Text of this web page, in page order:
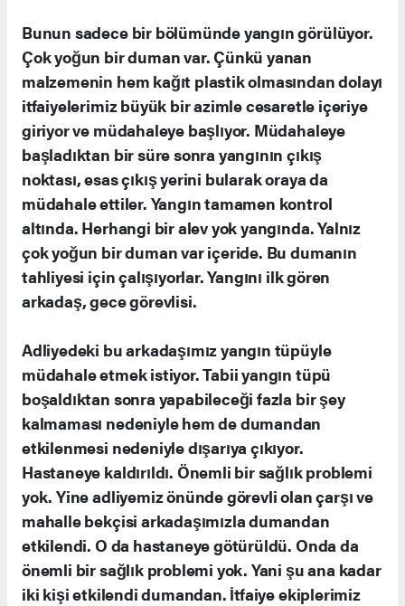
Bunun sadece bir bölümünde yangın görülüyor.
Çok yoğun bir duman var. Çünkü yanan
malzemenin hem kağıt plastik olmasından dolayı
itfaiyelerimiz büyük bir azimle cesaretle içeriye
giriyor ve müdahaleye başlıyor. Müdahaleye
başladıktan bir süre sonra yangının çıkış
noktası, esas çıkış yerini bularak oraya da
müdahale ettiler. Yangın tamamen kontrol
altında. Herhangi bir alev yok yangında. Yalnız
çok yoğun bir duman var içeride. Bu dumanın
tahliyesi için çalışıyorlar. Yangını ilk gören
arkadaş, gece görevlisi.
Adliyedeki bu arkadaşımız yangın tüpüyle
müdahale etmek istiyor. Tabii yangın tüpü
boşaldıktan sonra yapabileceği fazla bir şey
kalmaması nedeniyle hem de dumandan
etkilenmesi nedeniyle dışarıya çıkıyor.
Hastaneye kaldırıldı. Önemli bir sağlık problemi
yok. Yine adliyemiz önünde görevli olan çarşı ve
mahalle bekçisi arkadaşımızla dumandan
etkilendi. O da hastaneye götürüldü. Onda da
önemli bir sağlık problemi yok. Yani şu ana kadar
iki kişi etkilendi dumandan. İtfaiye ekiplerimiz